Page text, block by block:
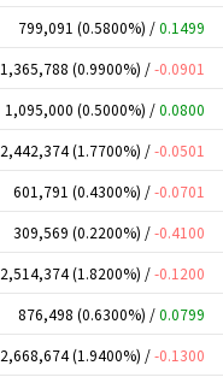
799,091 (0.5800%) /0.1499
1,365,788 (0.9900%) /-0.0901
1,095,000 (0.5000%) /0.0800
2,442,374 (1.7700%) /-0.0501
601,791 (0.4300%) /-0.0701
309,569 (0.2200%) /-0.4100
2,514,374 (1.8200%) /-0.1200
876,498 (0.6300%) /0.0799
2,668,674 (1.9400%) /-0.1300